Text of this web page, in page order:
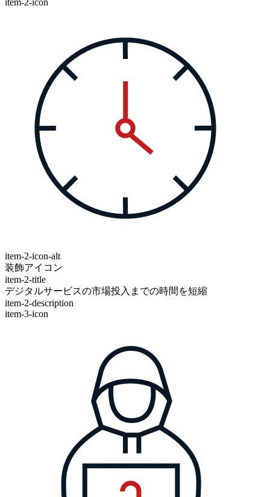
item-2-icon-alt
装飾アイコン
item-2-title
デジタルサービスの市場投入までの時間を短縮
item-2-description
item-3-icon